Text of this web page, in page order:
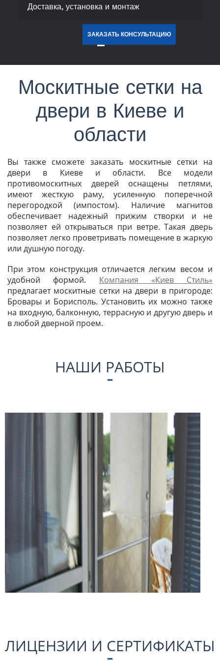
Доставка, установка и монтаж
ЗАКАЗАТЬ КОНСУЛЬТАЦИЮ
Москитные сетки на
двери в Киеве и
области
Вы также сможете заказать москитные сетки на
двери в Киеве и области. Все модели
противомоскитных дверей оснащены петлями,
имеют жесткую раму, усиленную поперечной
перегородкой (импостом). Наличие магнитов
обеспечивает надежный прижим створки и не
позволяет ей открываться при ветре. Такая дверь
позволяет легко проветривать помещение в жаркую
или душную погоду.
При этом конструкция отличается легким весом и
удобной формой. Компания «Киев Стиль»
предлагает москитные сетки на двери в пригороде:
Бровары и Борисполь. Установить их можно также
на входную, балконную, террасную и другую дверь и
в любой дверной проем.
НАШИ РАБОТЫ
ЛИЦЕНЗИИ И СЕРТИФИКАТЫ